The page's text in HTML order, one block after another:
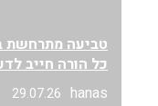
טביעה מתרחשת
כל הורה חייב
hanas
29.07.26